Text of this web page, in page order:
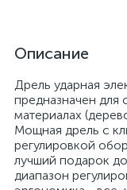
Описание
Дрель ударная
предназначен для
материалах
Мощная дрель с
регулировкой
лучший подарок
диапазон